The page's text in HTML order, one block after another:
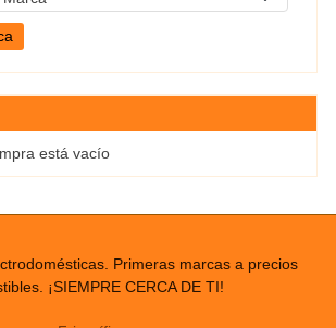
está vacío
Primeras marcas a precios
¡SIEMPRE CERCA DE TI!